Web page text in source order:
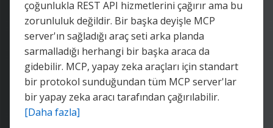
çoğunlukla REST API hizmetlerini çağırır ama bu
zorunluluk değildir. Bir başka deyişle MCP
server'ın sağladığı araç seti arka planda
sarmalladığı herhangi bir başka araca da
gidebilir. MCP, yapay zeka araçları için standart
bir protokol sunduğundan tüm MCP server'lar
bir yapay zeka aracı tarafından çağırılabilir.
[Daha fazla]